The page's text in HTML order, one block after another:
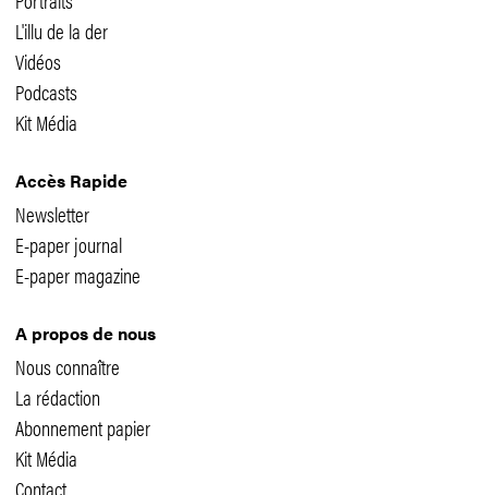
L'illu de la der
Vidéos
Podcasts
Kit Média
Accès Rapide
Newsletter
E-paper journal
E-paper magazine
A propos de nous
Nous connaître
La rédaction
Abonnement papier
Kit Média
Contact